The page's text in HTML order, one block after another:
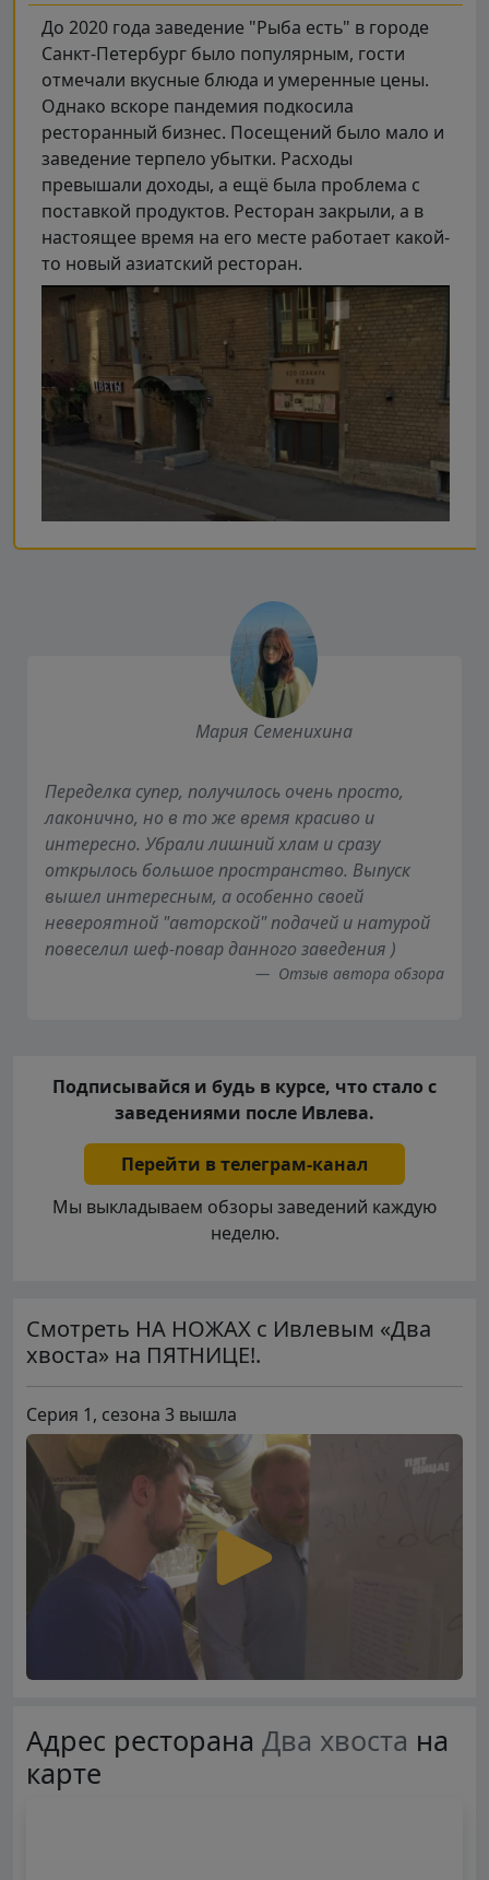
До 2020 года заведение "Рыба есть" в городе
Санкт-Петербург было популярным, гости
отмечали вкусные блюда и умеренные цены.
Однако вскоре пандемия подкосила
ресторанный бизнес. Посещений было мало и
заведение терпело убытки. Расходы
превышали доходы, а ещё была проблема с
поставкой продуктов. Ресторан закрыли, а в
настоящее время на его месте работает какой-
то новый азиатский ресторан.
Мария Семенихина
Переделка супер, получилось очень просто,
лаконично, но в то же время красиво и
интересно. Убрали лишний хлам и сразу
открылось большое пространство. Выпуск
вышел интересным, а особенно своей
невероятной "авторской" подачей и натурой
повеселил шеф-повар данного заведения )
Отзыв автора обзора
Подписывайся и будь в курсе, что стало с
заведениями после Ивлева.
Перейти в телеграм-канал
Мы выкладываем обзоры заведений каждую
неделю.
Смотреть НА НОЖАХ с Ивлевым «Два
хвоста» на ПЯТНИЦЕ!.
Серия 1, сезона 3 вышла
Адрес ресторана Два хвоста на
карте